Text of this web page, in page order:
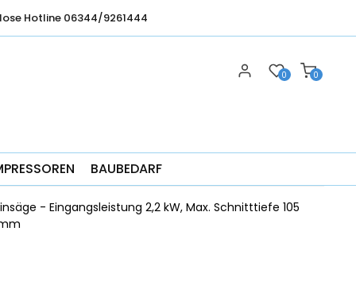
Hotline 06344/9261444
0
0
BAUBEDARF
- Eingangsleistung 2,2 kW, Max. Schnitttiefe 105